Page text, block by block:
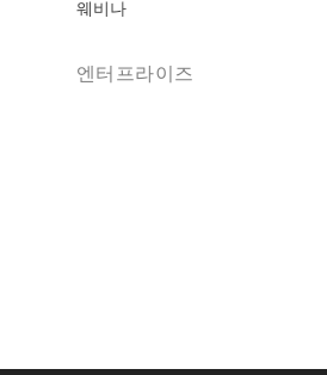
웨비나
엔터프라이즈